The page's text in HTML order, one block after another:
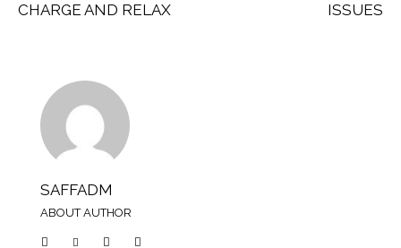
CHARGE AND RELAX
ISSUES
SAFFADM
ABOUT AUTHOR